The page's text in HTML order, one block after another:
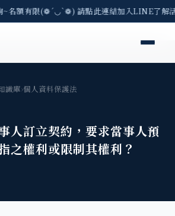
~名額有限(❁´◡`❁) 請點此連結加入LINE了
識庫›個人資料保護法
人訂立契約，要求當事人預
之權利或限制其權利？